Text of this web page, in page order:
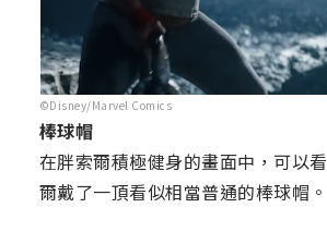
©Disney/Marvel Comics
棒球帽
在胖索爾積極健身的畫面中，可以
爾戴了一頂看似相當普通的棒球帽。